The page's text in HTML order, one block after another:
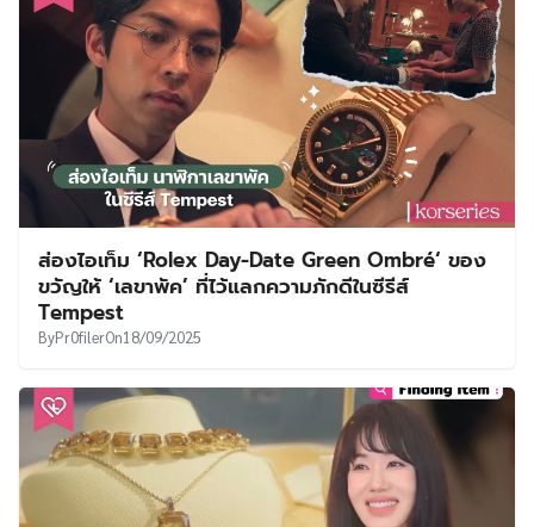
ส่องไอเท็ม ‘Rolex Day-Date Green Ombré‘ ของ
ขวัญให้ ‘เลขาพัค’ ที่ไว้แลกความภักดีในซีรีส์
Tempest
ByPr0filerOn18/09/2025